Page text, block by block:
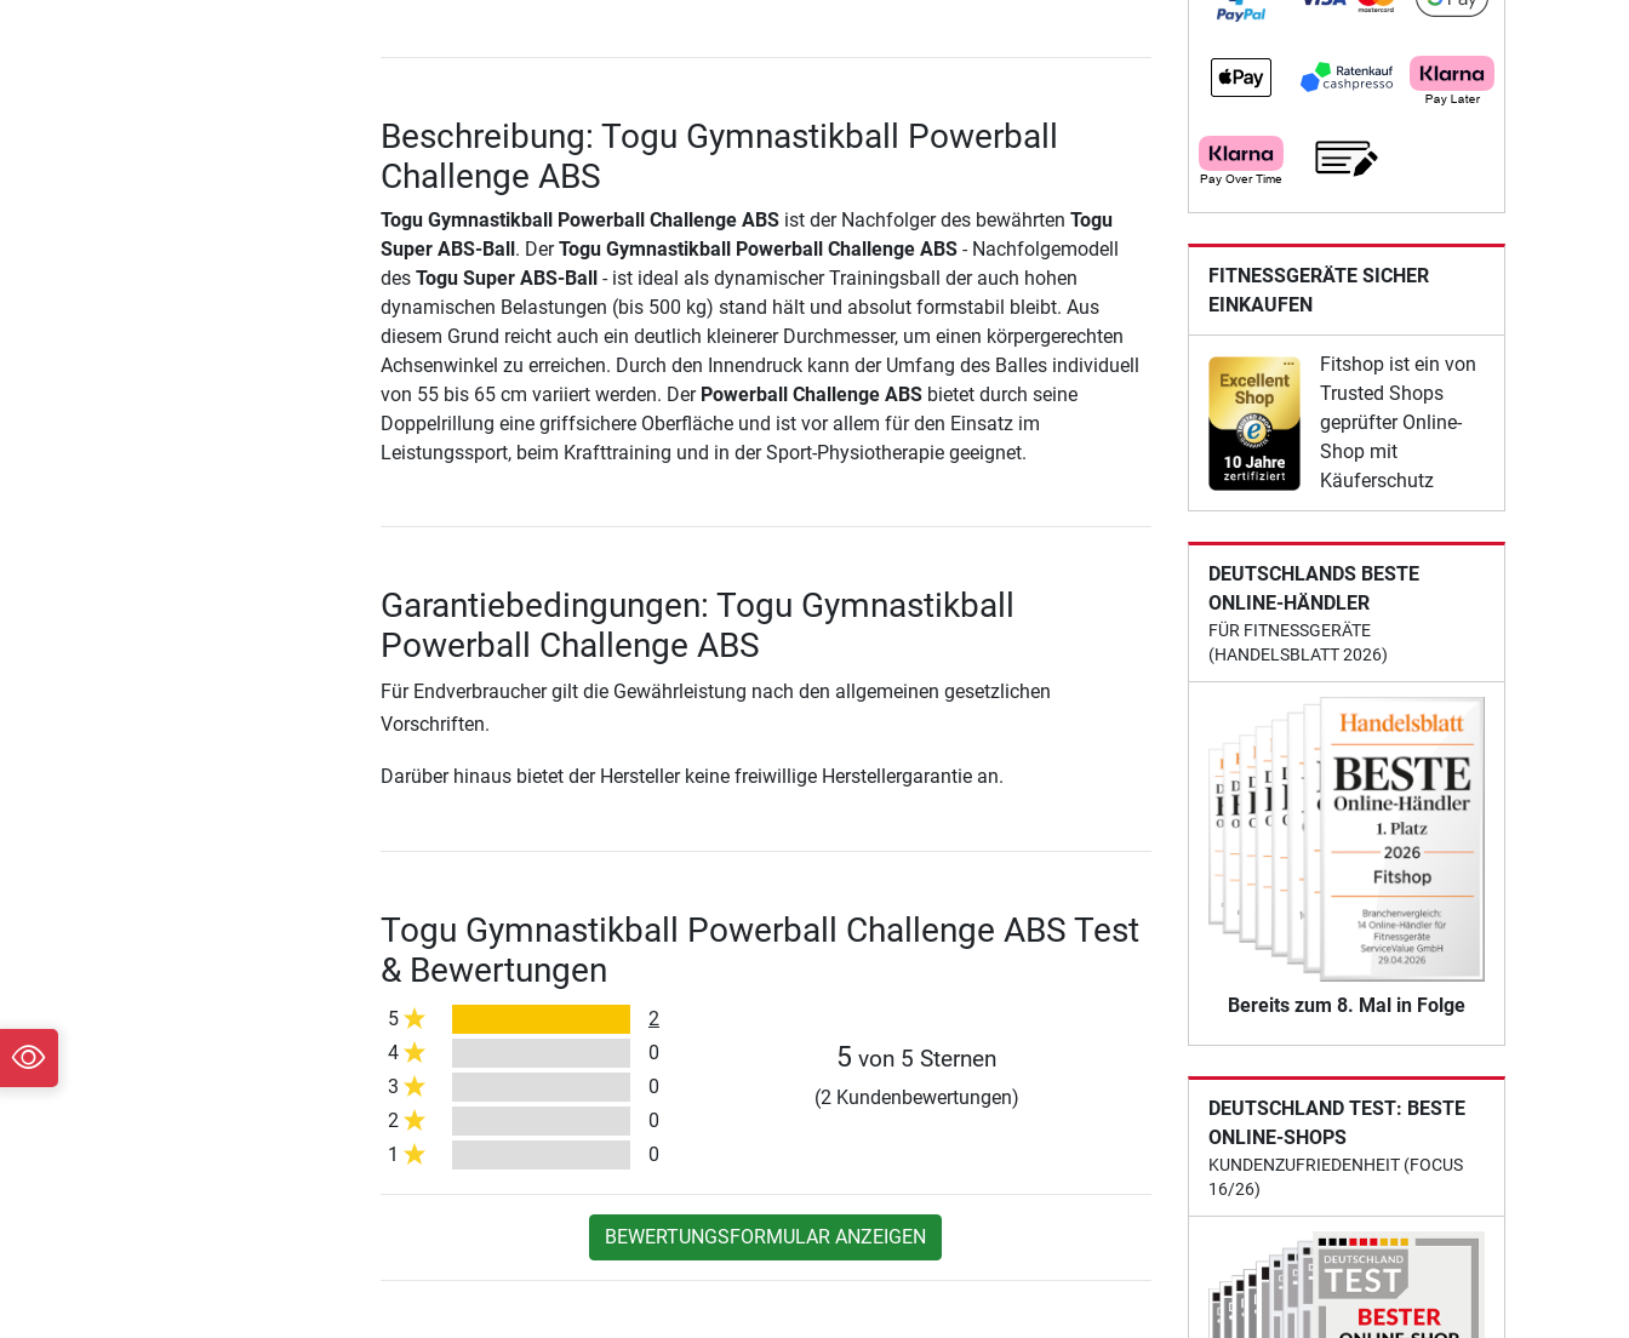
Beschreibung: Togu Gymnastikball Powerball
Challenge ABS
Togu Gymnastikball Powerball Challenge ABSist der Nachfolger des bewährten Togu
Super ABS-Ball . DerTogu Gymnastikball Powerball Challenge ABS- Nachfolgemodell
des Togu Super ABS-Ball
- ist ideal als dynamischer Trainingsball der auch hohen
dynamischen Belastungen (bis 500 kg) stand hält und absolut formstabil bleibt. Aus
diesem Grund reicht auch ein deutlich kleinerer Durchmesser, um einen körpergerechten
Achsenwinkel zu erreichen. Durch den Innendruck kann der Umfang des Balles individuell
von 55 bis 65 cm variiert werden. Der Powerball Challenge ABSbietet durch seine
Doppelrillung eine griffsichere Oberfläche und ist vor allem für den Einsatz im
Leistungssport, beim Krafttraining und in der Sport-Physiotherapie geeignet.
Garantiebedingungen: Togu Gymnastikball
Powerball Challenge ABS
Für Endverbraucher gilt die Gewährleistung nach den allgemeinen gesetzlichen
Vorschriften.
Darüber hinaus bietet der Hersteller keine freiwillige Herstellergarantie an.
Togu Gymnastikball Powerball Challenge ABS Test
& Bewertungen
5
2
4
0
3
0
2
0
1
0
5 von 5 Sternen
(2 Kundenbewertungen)
BEWERTUNGSFORMULAR ANZEIGEN
FITNESSGERÄTE SICHER
EINKAUFEN
Fitshop ist ein von
Trusted Shops
geprüfter Online-
Shop mit
Käuferschutz
DEUTSCHLANDS BESTE
ONLINE-HÄNDLER
FÜR FITNESSGERÄTE
(HANDELSBLATT 2026)
Bereits zum 8. Mal in Folge
DEUTSCHLAND TEST: BESTE
ONLINE-SHOPS
KUNDENZUFRIEDENHEIT (FOCUS
16/26)